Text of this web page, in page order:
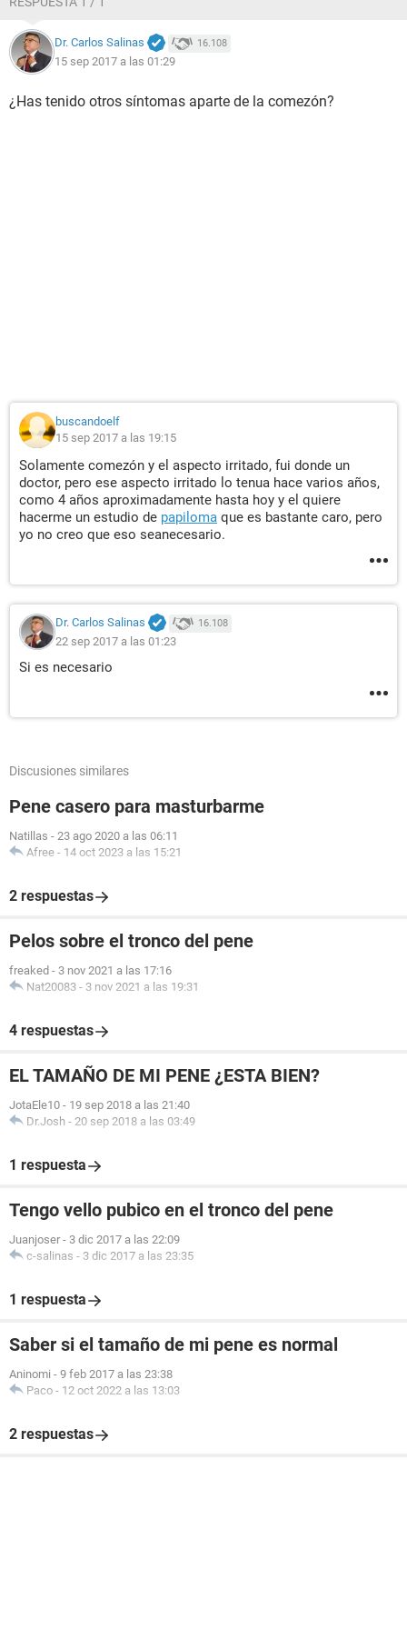
Dr. Carlos Salinas 16.108
15 sep 2017 a las 01:29
¿Has tenido otros síntomas aparte de la comezón?
buscandoelf
15 sep 2017 a las 19:15
Solamente comezón y el aspecto irritado, fui donde un
doctor, pero ese aspecto irritado lo tenua hace varios años,
como 4 años aproximadamente hasta hoy y el quiere
hacerme un estudio de papiloma que es bastante caro, pero
yo no creo que eso seanecesario.
Dr. Carlos Salinas 16.108
22 sep 2017 a las 01:23
Si es necesario
Discusiones similares
Pene casero para masturbarme
Natillas - 23 ago 2020 a las 06:11
Afree - 14 oct 2023 a las 15:21
2 respuestas
Pelos sobre el tronco del pene
freaked - 3 nov 2021 a las 17:16
Nat20083 - 3 nov 2021 a las 19:31
4 respuestas
EL TAMAÑO DE MI PENE ¿ESTA BIEN?
JotaEle10 - 19 sep 2018 a las 21:40
Dr.Josh - 20 sep 2018 a las 03:49
1 respuesta
Tengo vello pubico en el tronco del pene
Juanjoser - 3 dic 2017 a las 22:09
c-salinas - 3 dic 2017 a las 23:35
1 respuesta
Saber si el tamaño de mi pene es normal
Aninomi - 9 feb 2017 a las 23:38
Paco - 12 oct 2022 a las 13:03
2 respuestas